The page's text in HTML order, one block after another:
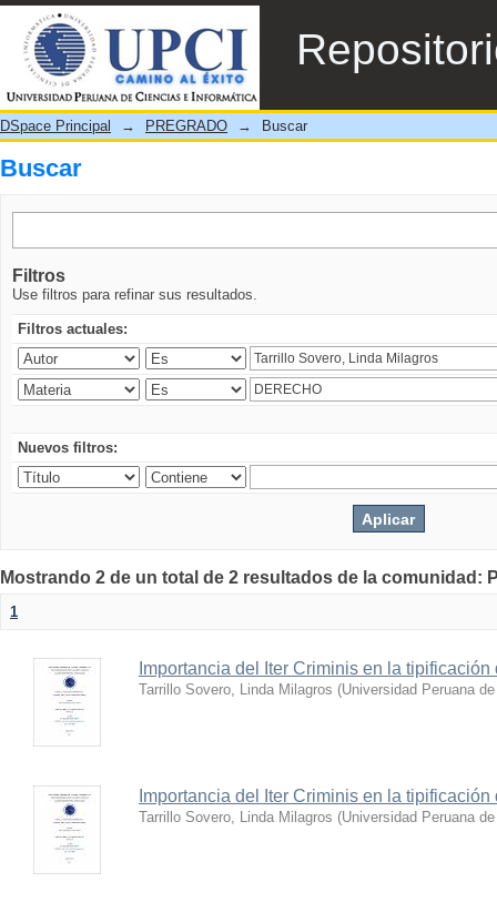
Buscar
DSpace Principal → PREGRADO → Buscar
Buscar
Filtros
Use filtros para refinar sus resultados.
Filtros actuales:
Nuevos filtros:
Mostrando 2 de un total de 2 resultados de la comunidad:
1
Importancia del Iter Criminis en la tipificación
Tarrillo Sovero, Linda Milagros (Universidad Peruana
Importancia del Iter Criminis en la tipificación
Tarrillo Sovero, Linda Milagros (Universidad Peruana